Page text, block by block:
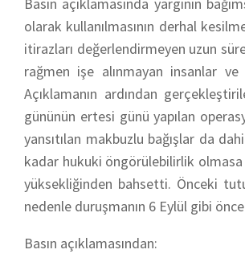
olarak kullanılmasının derhal
itirazları değerlendirmeyen uzun
rağmen işe alınmayan insanlar
Açıklamanın ardından
gününün ertesi günü yapılan
yansıtılan makbuzlu bağışlar da
kadar hukuki öngörülebilirlik
yüksekliğinden bahsetti. Önceki
nedenle duruşmanın 6 Eylül gibi
Basın açıklamasından: